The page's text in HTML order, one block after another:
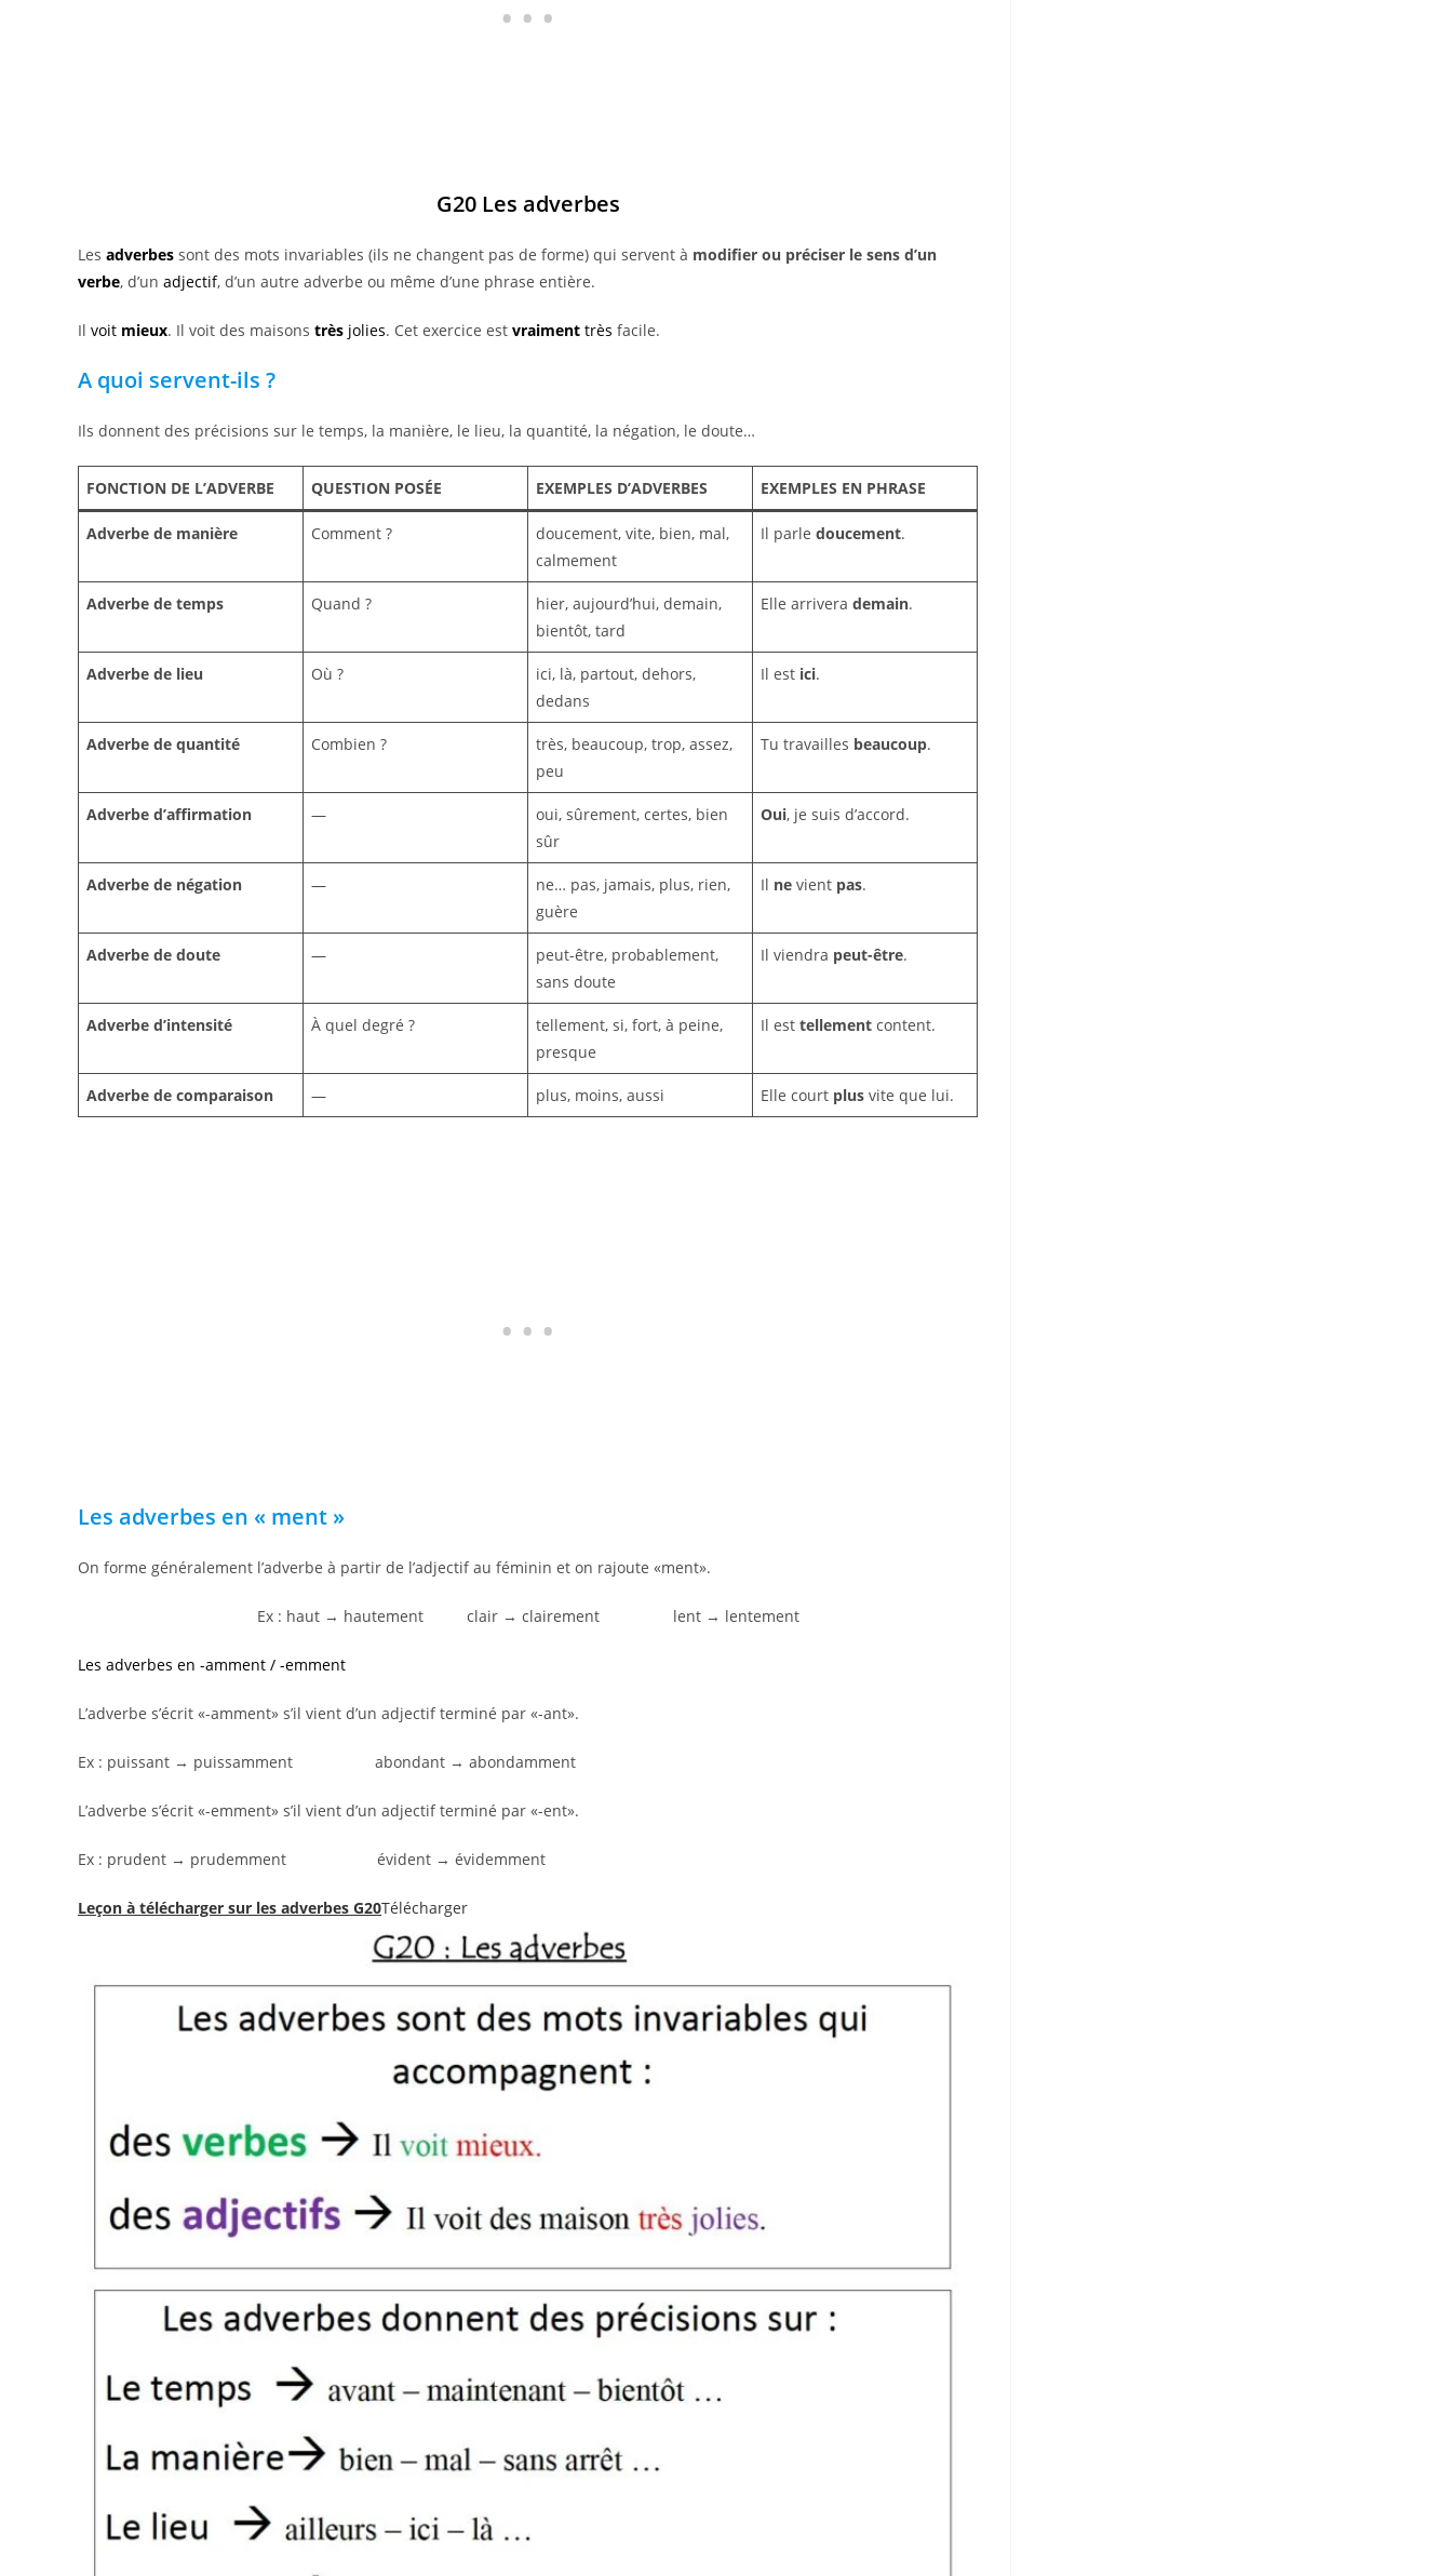
G20 Les adverbes
Les adverbes sont des mots invariables (ils ne changent pas de forme) qui servent à modifier ou préciser le sens d’un
verbe, d’un adjectif, d’un autre adverbe ou même d’une phrase entière.
Il voit mieux. Il voit des maisons très jolies. Cet exercice est vraiment très facile.
A quoi servent-ils ?
Ils donnent des précisions sur le temps, la manière, le lieu, la quantité, la négation, le doute…
FONCTION DE L’ADVERBE QUESTION POSÉE EXEMPLES D’ADVERBES EXEMPLES EN PHRASE
Adverbe de manière Comment ?
doucement, vite, bien, mal,
calmement
Il parle doucement.
Adverbe de temps Quand ?
hier, aujourd’hui, demain,
bientôt, tard
Elle arrivera demain.
Adverbe de lieu Où ?
ici, là, partout, dehors,
dedans
Il est ici.
Adverbe de quantité Combien ?
très, beaucoup, trop, assez,
peu
Tu travailles beaucoup.
Adverbe d’affirmation —
oui, sûrement, certes, bien
sûr
Oui, je suis d’accord.
Adverbe de négation —
ne… pas, jamais, plus, rien,
guère
Il ne vient pas.
Adverbe de doute —
peut-être, probablement,
sans doute
Il viendra peut-être.
Adverbe d’intensité À quel degré ?
tellement, si, fort, à peine,
presque
Il est tellement content.
Adverbe de comparaison — plus, moins, aussi Elle court plus vite que lui.
Les adverbes en « ment »
On forme généralement l’adverbe à partir de l’adjectif au féminin et on rajoute «ment».
Ex : haut → hautement clair → clairement lent → lentement
Les adverbes en -amment / -emment
L’adverbe s’écrit «-amment» s’il vient d’un adjectif terminé par «-ant».
Ex : puissant → puissamment abondant → abondamment
L’adverbe s’écrit «-emment» s’il vient d’un adjectif terminé par «-ent».
Ex : prudent → prudemment évident → évidemment
Leçon à télécharger sur les adverbes G20Télécharger